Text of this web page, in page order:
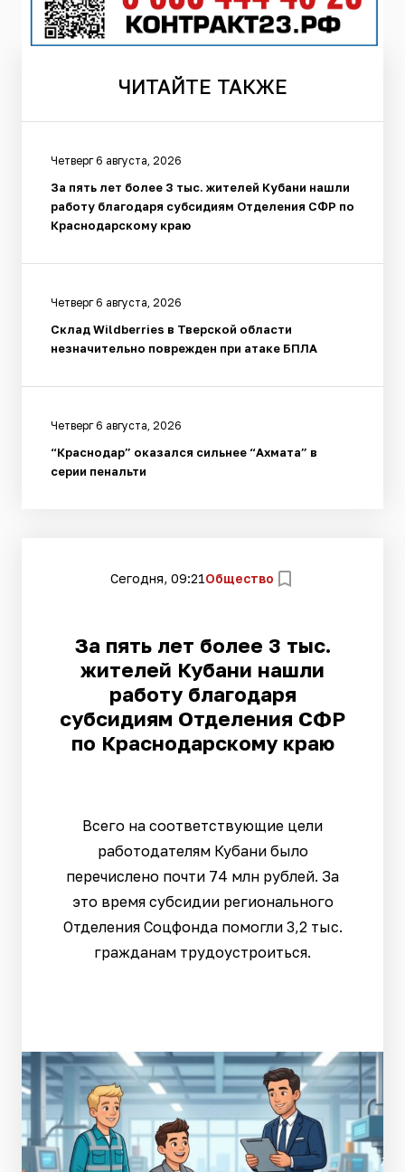
ЧИТАЙТЕ ТАКЖЕ
Четверг 6 августа, 2026
За пять лет более 3 тыс. жителей Кубани нашли
работу благодаря субсидиям Отделения СФР по
Краснодарскому краю
Четверг 6 августа, 2026
Склад Wildberries в Тверской области
незначительно поврежден при атаке БПЛА
Четверг 6 августа, 2026
“Краснодар” оказался сильнее “Ахмата” в
серии пенальти
Сегодня, 09:21Общество
За пять лет более 3 тыс.
жителей Кубани нашли
работу благодаря
субсидиям Отделения СФР
по Краснодарскому краю
Всего на соответствующие цели
работодателям Кубани было
перечислено почти 74 млн рублей. За
это время субсидии регионального
Отделения Соцфонда помогли 3,2 тыс.
гражданам трудоустроиться.